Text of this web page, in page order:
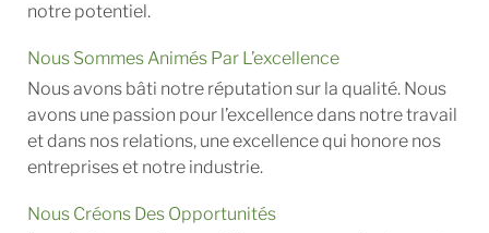
notre potentiel.
Nous Sommes Animés Par L’excellence
Nous avons bâti notre réputation sur la qualité. Nous
avons une passion pour l’excellence dans notre travail
et dans nos relations, une excellence qui honore nos
entreprises et notre industrie.
Nous Créons Des Opportunités